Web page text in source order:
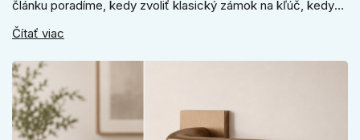
článku poradíme, kedy zvoliť klasický zámok na kľúč, kedy
sa pri bránke, pivnici alebo záhradnom domčeku neoplatí
Čítať viac